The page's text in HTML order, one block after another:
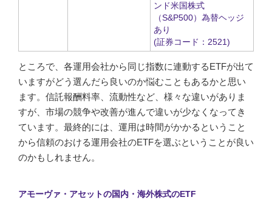
ンド米国株式
（S&P500）為替ヘッジ
あり
(証券コード：2521)
ところで、各運用会社から同じ指数に連動するETFが出て
いますがどう選んだら良いのか悩むこともあるかと思い
ます。信託報酬料率、流動性など、様々な違いがありま
すが、市場の競争や改善が進んで違いが少なくなってき
ています。最終的には、運用は時間がかかるということ
から信頼のおける運用会社のETFを選ぶということが良い
のかもしれません。
アモーヴァ・アセットの国内・海外株式のETF